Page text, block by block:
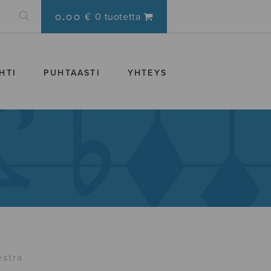
0.00 € 0 tuotetta
PUHTAASTI YHTEYS